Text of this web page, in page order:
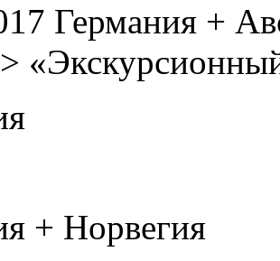
Германия +
+ Норвегия